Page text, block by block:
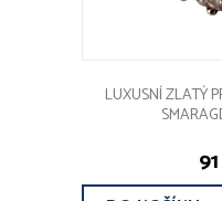
LUXUSNÍ ZLATÝ